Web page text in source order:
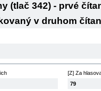
(tlač 342) - prvé
v druhom
[Z] Za
79